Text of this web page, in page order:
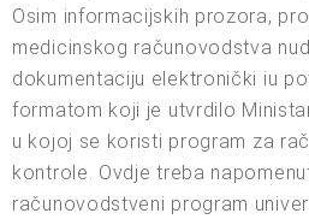
Osim informacijskih prozora,
medicinskog računovodstva
dokumentaciju elektronički iu
formatom koji je utvrdilo
u kojoj se koristi program za
kontrole. Ovdje treba
računovodstveni program